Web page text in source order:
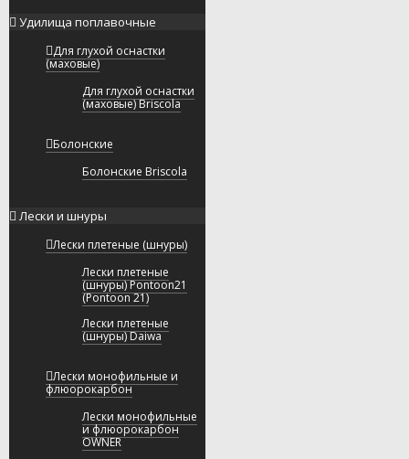
Удилища поплавочные
Для глухой оснастки
(маховые)
Для глухой оснастки
(маховые) Briscola
Болонские
Болонские Briscola
Лески и шнуры
Лески плетеные (шнуры)
Лески плетеные
(шнуры) Pontoon21
(Pontoon 21)
Лески плетеные
(шнуры) Daiwa
Лески монофильные и
флюорокарбон
Лески монофильные
и флюорокарбон
OWNER